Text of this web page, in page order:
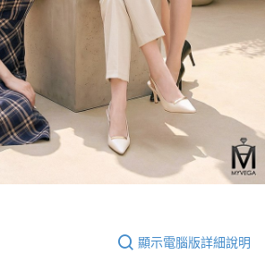
顯示電腦版詳細說明